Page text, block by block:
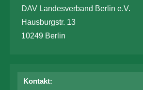
DAV Landesverband Berlin e.V.
Hausburgstr. 13
10249 Berlin
Kontakt: